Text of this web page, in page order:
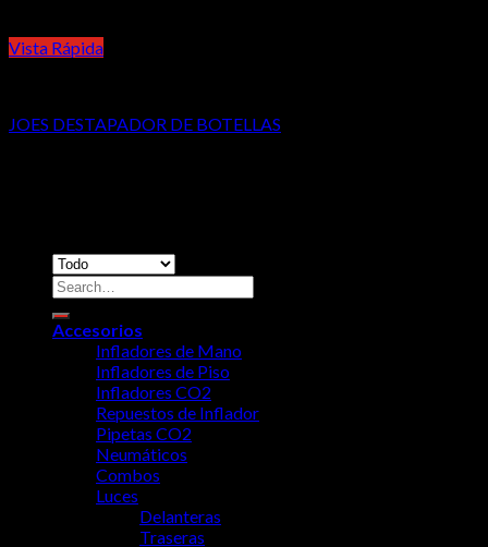
Vista Rápida
JOES DESTAPADOR DE BOTELLAS
Accesorios
Infladores de Mano
Infladores de Piso
Infladores CO2
Repuestos de Inflador
Pipetas CO2
Neumáticos
Combos
Luces
Delanteras
Traseras